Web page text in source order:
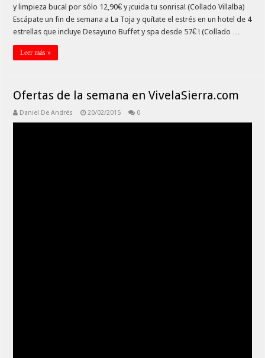
y limpieza bucal por sólo 12,90€ y ¡cuida tu sonrisa! (Collado Villalba)
Escápate un fin de semana a La Toja y quítate el estrés en un hotel de 4
estrellas que incluye Desayuno Buffet y spa desde 57€ ! (Collado …
Leer más »
Ofertas de la semana en VivelaSierra.com
Daniel De Andrés 20/02/2015 0